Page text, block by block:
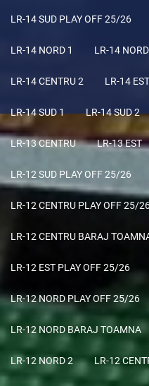
LR-14 SUD PLAY OFF 25/26
LR-14 NORD 1 LR-14
LR-14 CENTRU 2 LR-14
LR-14 SUD 1 LR-14 SUD 2
LR-13 CENTRU LR-13 EST
LR-12 SUD PLAY OFF 25/26
LR-12 CENTRU PLAY OFF 25/
LR-12 CENTRU BARAJ
LR-12 EST PLAY OFF 25/26
LR-12 NORD PLAY OFF 25/26
LR-12 NORD BARAJ TOAMNA
LR-12 NORD 2 LR-12